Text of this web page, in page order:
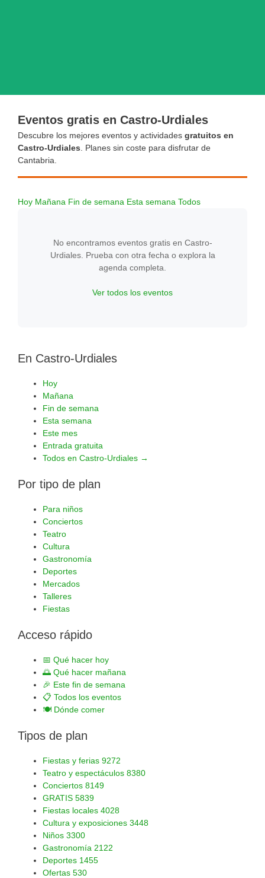
Eventos gratis en Castro-Urdiales
Descubre los mejores eventos y actividades gratuitos en
Castro-Urdiales . Planes sin coste para disfrutar de
Cantabria.
Hoy Mañana Fin de semana Esta semana Todos
No encontramos eventos gratis en Castro-
Urdiales. Prueba con otra fecha o explora la
agenda completa.
Ver todos los eventos
En Castro-Urdiales
Hoy
Mañana
Fin de semana
Esta semana
Este mes
Entrada gratuita
Todos en Castro-Urdiales →
Por tipo de plan
Para niños
Conciertos
Teatro
Cultura
Gastronomía
Deportes
Mercados
Talleres
Fiestas
Acceso rápido
📅 Qué hacer hoy
🌅 Qué hacer mañana
🎉 Este fin de semana
📋 Todos los eventos
🍽️ Dónde comer
Tipos de plan
Fiestas y ferias 9272
Teatro y espectáculos 8380
Conciertos 8149
GRATIS 5839
Fiestas locales 4028
Cultura y exposiciones 3448
Niños 3300
Gastronomía 2122
Deportes 1455
Ofertas 530